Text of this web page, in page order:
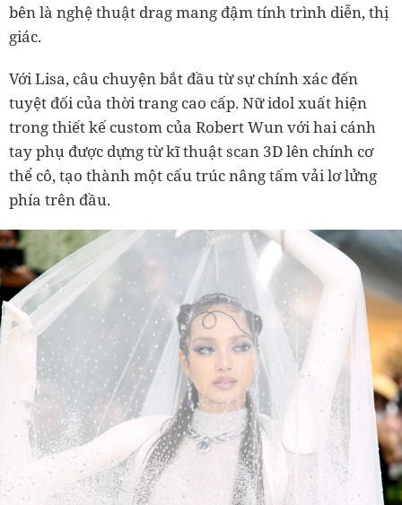
bên là nghệ thuật drag mang đậm tính trình diễn, thị
giác.
Với Lisa, câu chuyện bắt đầu từ sự chính xác đến
tuyệt đối của thời trang cao cấp. Nữ idol xuất hiện
trong thiết kế custom của Robert Wun với hai cánh
tay phụ được dựng từ kĩ thuật scan 3D lên chính cơ
thể cô, tạo thành một cấu trúc nâng tấm vải lơ lửng
phía trên đầu.